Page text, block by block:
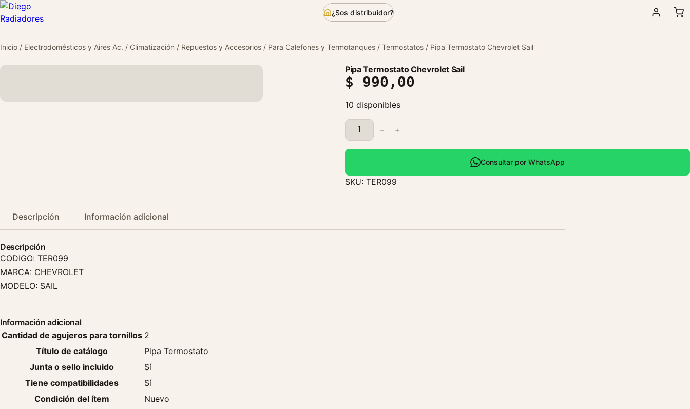
¿Sos distribuidor?
Inicio / Electrodomésticos y Aires Ac. / Climatización / Repuestos y Accesorios / Para Calefones y Termotanques / Termostatos / Pipa Termostato Chevrolet Sail
Pipa Termostato Chevrolet Sail
$ 990,00
10 disponibles
P
i
p
T
e
− +
Consultar por WhatsApp
SKU: TER099
Descripción Información adicional
Descripción
CODIGO: TER099
MARCA: CHEVROLET
MODELO: SAIL
Información adicional
Cantidad de agujeros para tornillos 2
Título de catálogo
Pipa Termostato
Junta o sello incluido
Sí
Tiene compatibilidades
Sí
Condición del ítem
Nuevo